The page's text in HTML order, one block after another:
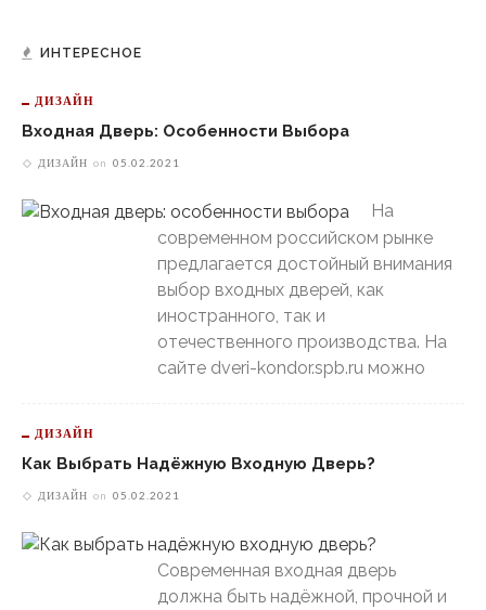
ИНТЕРЕСНОЕ
ДИЗАЙН
Входная Дверь: Особенности Выбора
ДИЗАЙН on 05.02.2021
На
современном российском рынке
предлагается достойный внимания
выбор входных дверей, как
иностранного, так и
отечественного производства. На
сайте dveri-kondor.spb.ru можно
ДИЗАЙН
Как Выбрать Надёжную Входную Дверь?
ДИЗАЙН on 05.02.2021
Современная входная дверь
должна быть надёжной, прочной и